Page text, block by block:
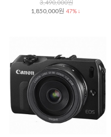
3,490,000원
1,850,000원 47% ↓